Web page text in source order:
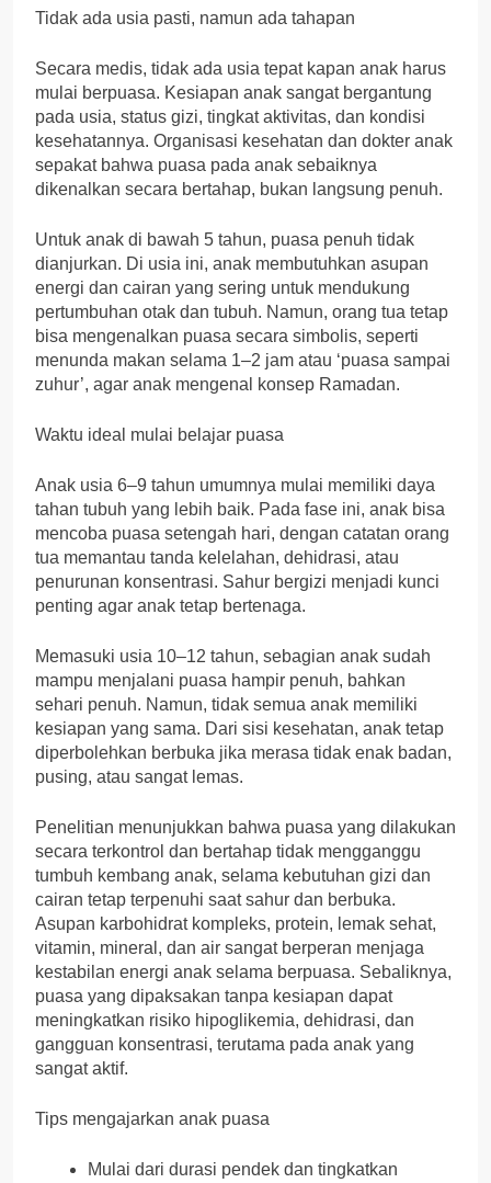
Tidak ada usia pasti, namun ada tahapan
Secara medis, tidak ada usia tepat kapan anak harus
mulai berpuasa. Kesiapan anak sangat bergantung
pada usia, status gizi, tingkat aktivitas, dan kondisi
kesehatannya. Organisasi kesehatan dan dokter anak
sepakat bahwa puasa pada anak sebaiknya
dikenalkan secara bertahap, bukan langsung penuh.
Untuk anak di bawah 5 tahun, puasa penuh tidak
dianjurkan. Di usia ini, anak membutuhkan asupan
energi dan cairan yang sering untuk mendukung
pertumbuhan otak dan tubuh. Namun, orang tua tetap
bisa mengenalkan puasa secara simbolis, seperti
menunda makan selama 1–2 jam atau ‘puasa sampai
zuhur’, agar anak mengenal konsep Ramadan.
Waktu ideal mulai belajar puasa
Anak usia 6–9 tahun umumnya mulai memiliki daya
tahan tubuh yang lebih baik. Pada fase ini, anak bisa
mencoba puasa setengah hari, dengan catatan orang
tua memantau tanda kelelahan, dehidrasi, atau
penurunan konsentrasi. Sahur bergizi menjadi kunci
penting agar anak tetap bertenaga.
Memasuki usia 10–12 tahun, sebagian anak sudah
mampu menjalani puasa hampir penuh, bahkan
sehari penuh. Namun, tidak semua anak memiliki
kesiapan yang sama. Dari sisi kesehatan, anak tetap
diperbolehkan berbuka jika merasa tidak enak badan,
pusing, atau sangat lemas.
Penelitian menunjukkan bahwa puasa yang dilakukan
secara terkontrol dan bertahap tidak mengganggu
tumbuh kembang anak, selama kebutuhan gizi dan
cairan tetap terpenuhi saat sahur dan berbuka.
Asupan karbohidrat kompleks, protein, lemak sehat,
vitamin, mineral, dan air sangat berperan menjaga
kestabilan energi anak selama berpuasa. Sebaliknya,
puasa yang dipaksakan tanpa kesiapan dapat
meningkatkan risiko hipoglikemia, dehidrasi, dan
gangguan konsentrasi, terutama pada anak yang
sangat aktif.
Tips mengajarkan anak puasa
Mulai dari durasi pendek dan tingkatkan